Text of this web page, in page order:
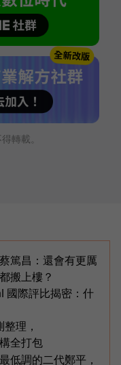
轉載。
篤昌：還會有更厲
搬上樓？
國際評比揭密：什
理，
全打包
低調的二代鄭平，